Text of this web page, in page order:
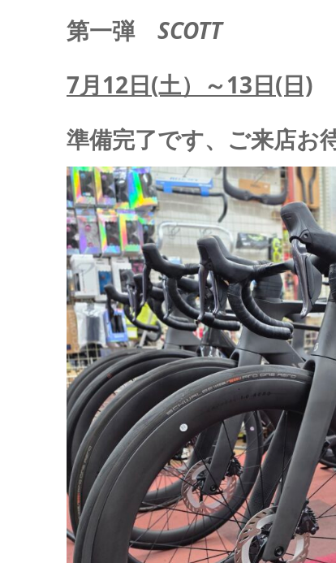
第一弾 SCOTT
7月12日(土）～13日(日)
準備完了です、ご来店お